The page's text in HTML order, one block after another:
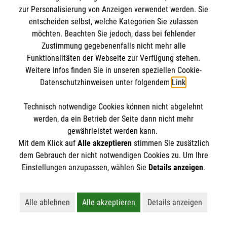
scannen.
Foto: Petra Bork/pixelio.de
Rettungshundestaffel im Berchtesgadener
Land
Die Aufgabe der Rettungshundestaffel der Malteser
ist die Personensuche. Dies geschieht zum einen
zur Personalisierung von Anzeigen verwendet werden. Sie
entscheiden selbst, welche Kategorien Sie zulassen
möchten. Beachten Sie jedoch, dass bei fehlender
Zustimmung gegebenenfalls nicht mehr alle
Funktionalitäten der Webseite zur Verfügung stehen.
Weitere Infos finden Sie in unseren speziellen Cookie-
Datenschutzhinweisen unter folgendem Link.
Technisch notwendige Cookies können nicht abgelehnt
werden, da ein Betrieb der Seite dann nicht mehr
gewährleistet werden kann.
Mit dem Klick auf Alle akzeptierenstimmen Sie zusätzlich
dem Gebrauch der nicht notwendigen Cookies zu. Um Ihre
Einstellungen anzupassen, wählen Sie Details anzeigen.
Alle ablehnen
Lehnt alle nicht-essentiellen Cookies ab
Alle akzeptieren
Akzeptiert alle Cookies
Details anzeigen